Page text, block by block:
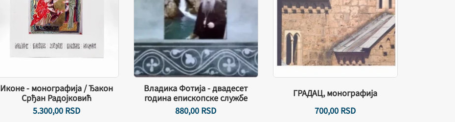
Иконе - монографија / Ђакон
Срђан Радојковић
5.300,00 RSD
Владика Фотија - двадесет
година епископске службе
880,00 RSD
ГРАДАЦ, монографија
700,00 RSD